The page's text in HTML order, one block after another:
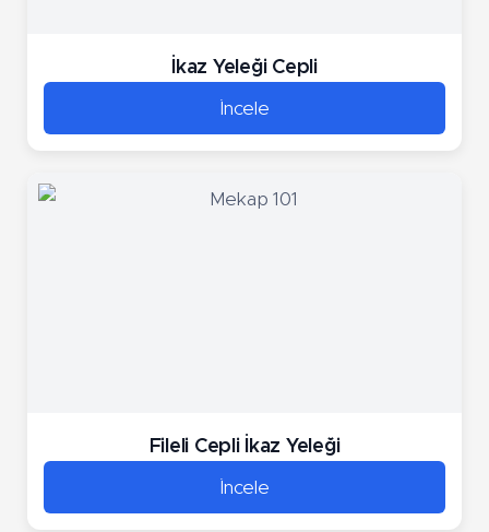
İkaz Yeleği Cepli
İncele
Fileli Cepli İkaz Yeleği
İncele